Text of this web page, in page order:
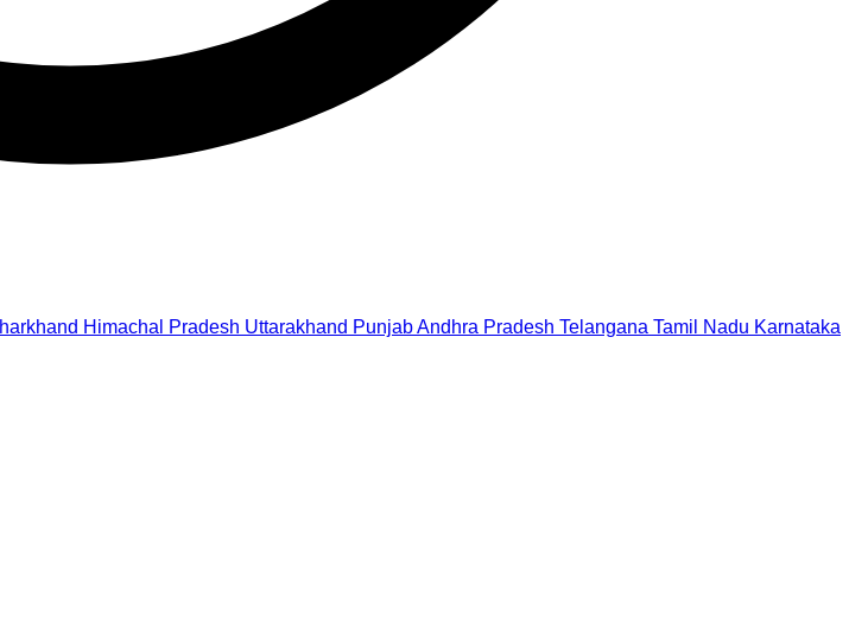
Himachal Pradesh Uttarakhand PunjabAndhra Pradesh Telangana Tamil Nadu Karnataka